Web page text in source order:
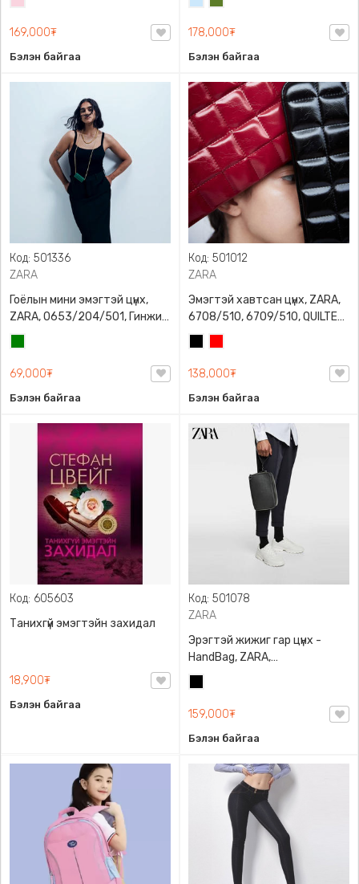
OVAL LEATHER HANDBAG TRF
169,000₮
Бэлэн байгаа
178,000₮
Бэлэн байгаа
Код: 501336
ZARA
Гоёлын мини эмэгтэй цүнх,
ZARA, 0653/204/501, Гинжин
оосортой, Дотроо тольтой
69,000₮
Бэлэн байгаа
Код: 501012
ZARA
Эмэгтэй хавтсан цүнх, ZARA,
6708/510, 6709/510, QUILTED
CLUTCH BAGDETAILS, Лакан,
Гинжин оосортой
138,000₮
Бэлэн байгаа
Код: 605603
Танихгүй эмэгтэйн захидал
18,900₮
Бэлэн байгаа
Код: 501078
ZARA
Эрэгтэй жижиг гар цүнх -
HandBag, ZARA,
3720/005/040, PU арьс
159,000₮
Бэлэн байгаа